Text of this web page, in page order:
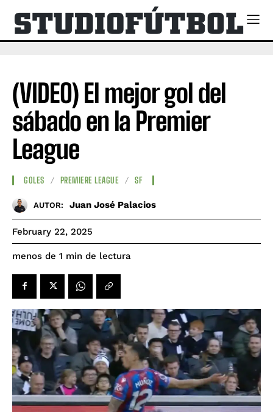
(VIDEO) El mejor gol del
sábado en la Premier
League
GOLES PREMIERE LEAGUE SF
AUTOR: Juan José Palacios
February 22, 2025
menos de 1 min de lectura